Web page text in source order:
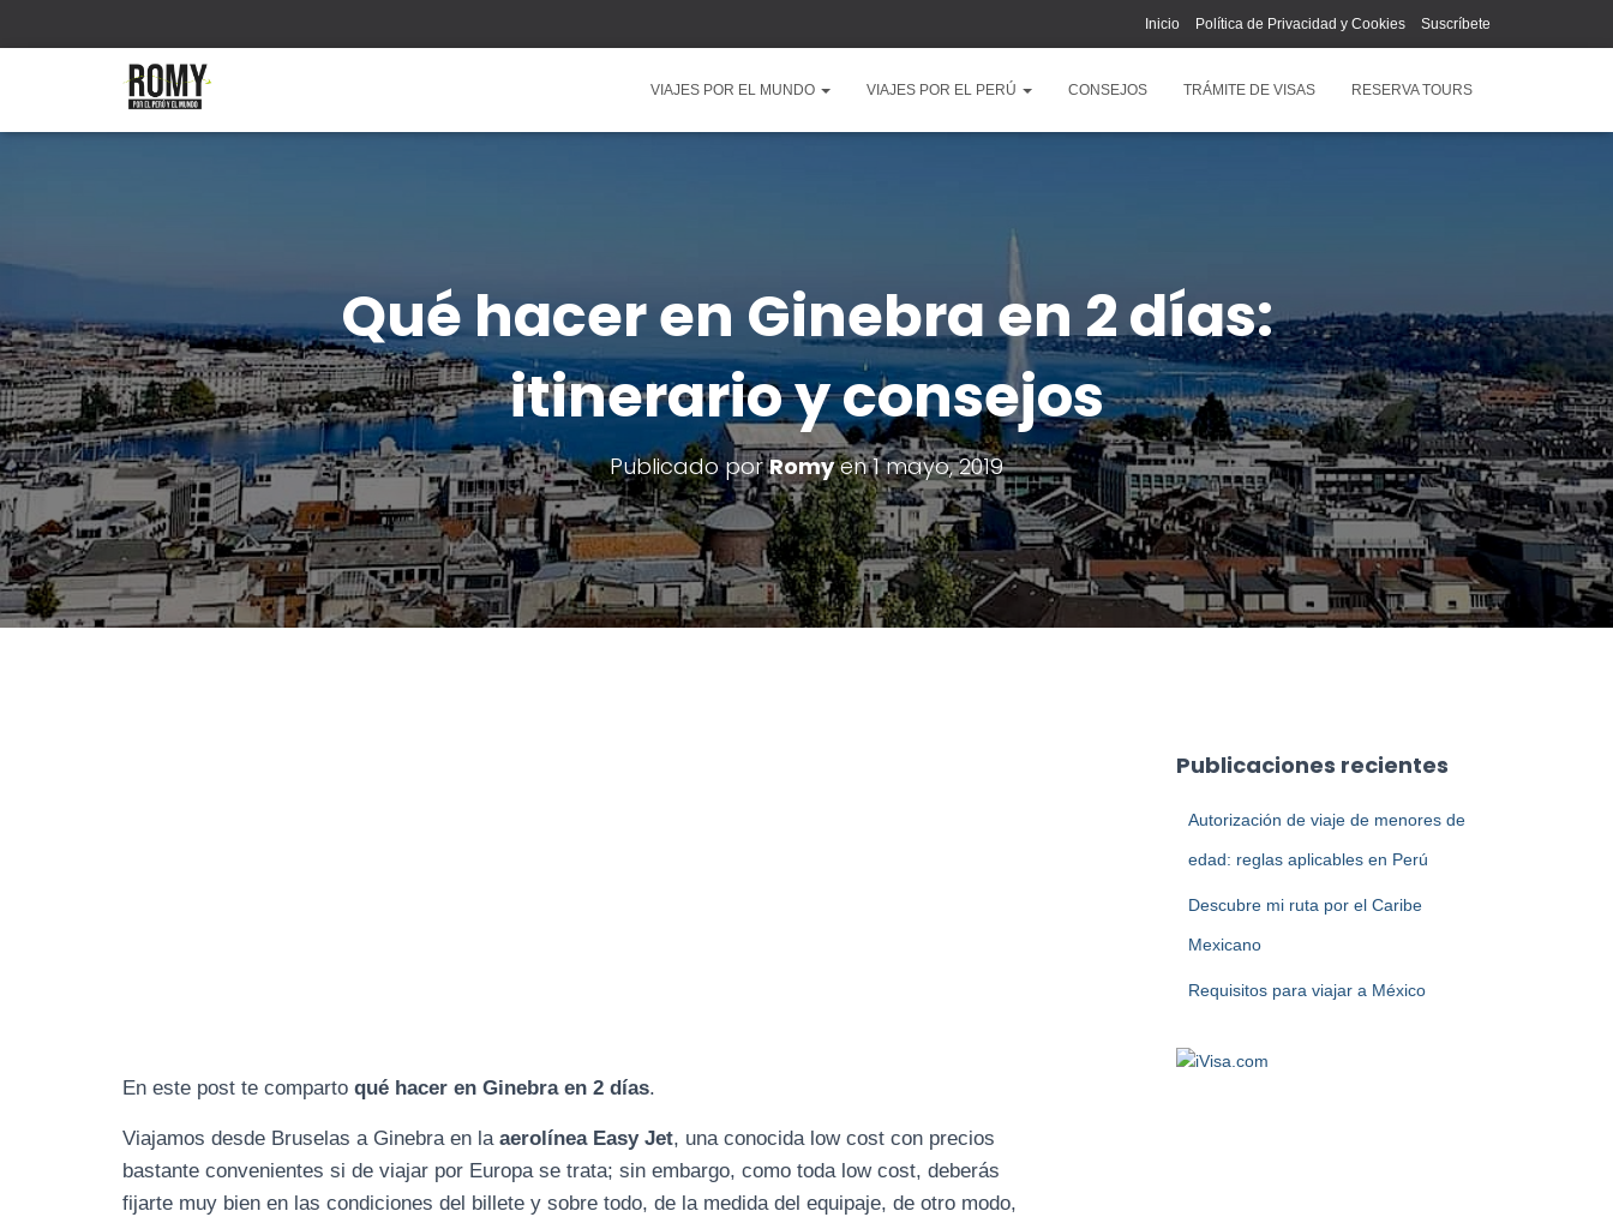
Inicio Política de Privacidad y Cookies Suscríbete
VIAJES POR EL MUNDO VIAJES POR EL PERÚ CONSEJOS TRÁMITE DE VISAS RESERVA TOURS
Qué hacer en Ginebra en 2 días:
itinerario y consejos
Publicado porRomyen1 mayo, 2019
En este post te comparto qué hacer en Ginebra en 2 días.
Viajamos desde Bruselas a Ginebra en la aerolínea Easy Jet, una conocida low cost con precios
bastante convenientes si de viajar por Europa se trata; sin embargo, como toda low cost, deberás
fijarte muy bien en las condiciones del billete y sobre todo, de la medida del equipaje, de otro modo,
Publicaciones recientes
Autorización de viaje de menores de
edad: reglas aplicables en Perú
Descubre mi ruta por el Caribe
Mexicano
Requisitos para viajar a México